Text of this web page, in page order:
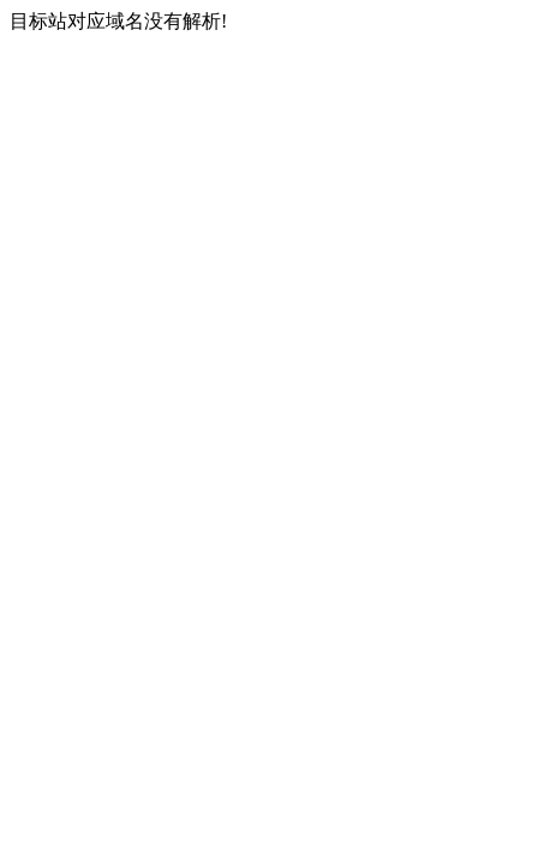
目标站对应域名没有解析!